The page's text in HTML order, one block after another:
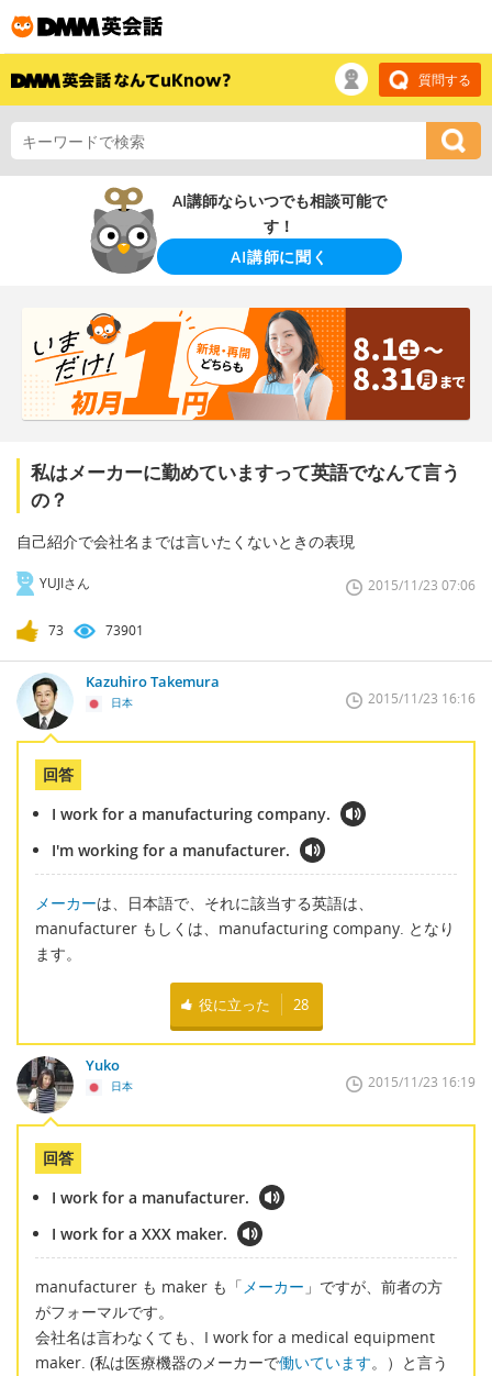
質問する
AI講師ならいつでも相談可能で
す！
AI講師に聞く
私はメーカーに勤めていますって英語でなんて言う
の？
自己紹介で会社名までは言いたくないときの表現
YUJIさん 2015/11/23 07:06
73 73901
Kazuhiro Takemura
日本 2015/11/23 16:16
回答
I work for a manufacturing company.
I'm working for a manufacturer.
メーカーは、日本語で、それに該当する英語は、
manufacturer もしくは、manufacturing company. となり
ます。
役に立った 28
Yuko
日本 2015/11/23 16:19
回答
I work for a manufacturer.
I work for a XXX maker.
manufacturer も maker も「メーカー 」ですが、前者の方
がフォーマルです。
会社名は言わなくても、I work for a medical equipment
maker. (私は医療機器のメーカーで働いています。）と言う